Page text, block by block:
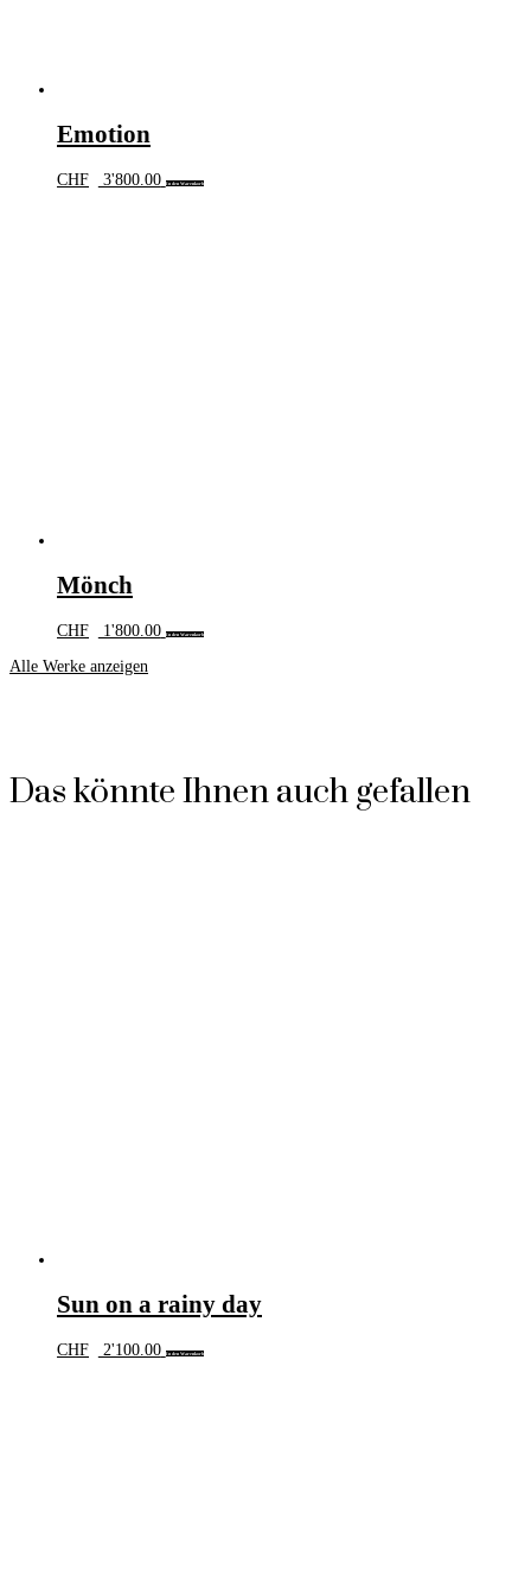
Emotion
CHF 3'800.00 In den Warenkorb
Mönch
CHF 1'800.00 In den Warenkorb
Alle Werke anzeigen
Das könnte Ihnen auch gefallen
Sun on a rainy day
CHF 2'100.00 In den Warenkorb